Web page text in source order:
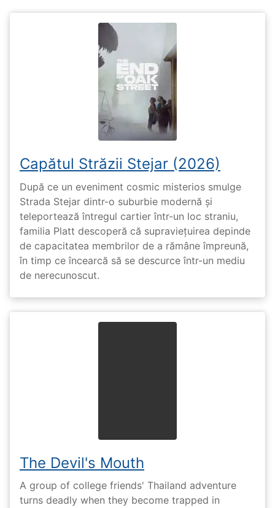
Capătul Străzii Stejar (2026)
După ce un eveniment cosmic misterios smulge
Strada Stejar dintr-o suburbie modernă și
teleportează întregul cartier într-un loc straniu,
familia Platt descoperă că supraviețuirea depinde
de capacitatea membrilor de a rămâne împreună,
în timp ce încearcă să se descurce într-un mediu
de nerecunoscut.
The Devil's Mouth
A group of college friends' Thailand adventure
turns deadly when they become trapped in